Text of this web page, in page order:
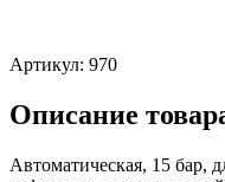
Артикул: 970
Описание
Автоматическая, 15 бар,